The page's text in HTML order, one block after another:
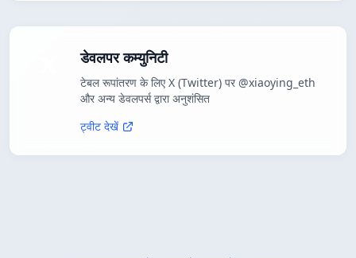
डेवलपर कम्युनिटी
टेबल रूपांतरण के लिए X (Twitter) पर @xiaoying_eth
और अन्य डेवलपर्स द्वारा अनुशंसित
ट्वीट देखें